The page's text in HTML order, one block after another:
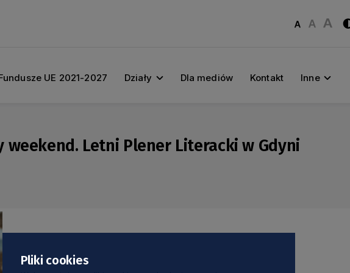
UE 2021-2027 Działy Dla mediów Kontakt Inne
weekend. Letni Plener Literacki w Gdyni
Pliki cookies